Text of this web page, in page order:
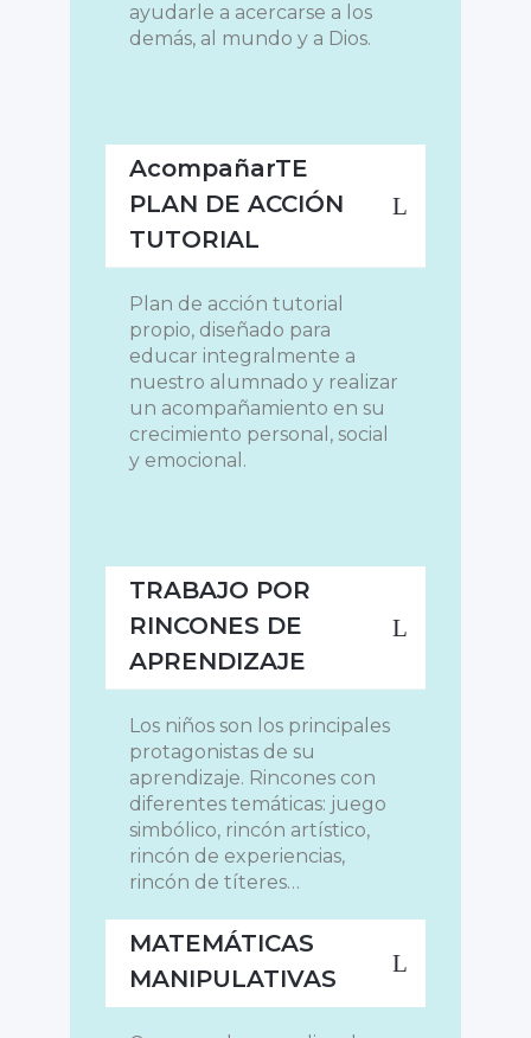
ayudarle a acercarse a los
demás, al mundo y a Dios.
AcompañarTE
PLAN DE ACCIÓN
TUTORIAL
Plan de acción tutorial
propio, diseñado para
educar integralmente a
nuestro alumnado y realizar
un acompañamiento en su
crecimiento personal, social
y emocional.
TRABAJO POR
RINCONES DE
APRENDIZAJE
Los niños son los principales
protagonistas de su
aprendizaje. Rincones con
diferentes temáticas: juego
simbólico, rincón artístico,
rincón de experiencias,
rincón de títeres…
MATEMÁTICAS
MANIPULATIVAS